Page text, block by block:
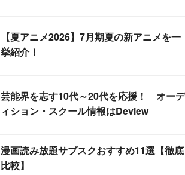
【夏アニメ2026】7月期夏の新アニメを一
挙紹介！
芸能界を志す10代～20代を応援！ オーデ
ィション・スクール情報はDeview
漫画読み放題サブスクおすすめ11選【徹底
比較】